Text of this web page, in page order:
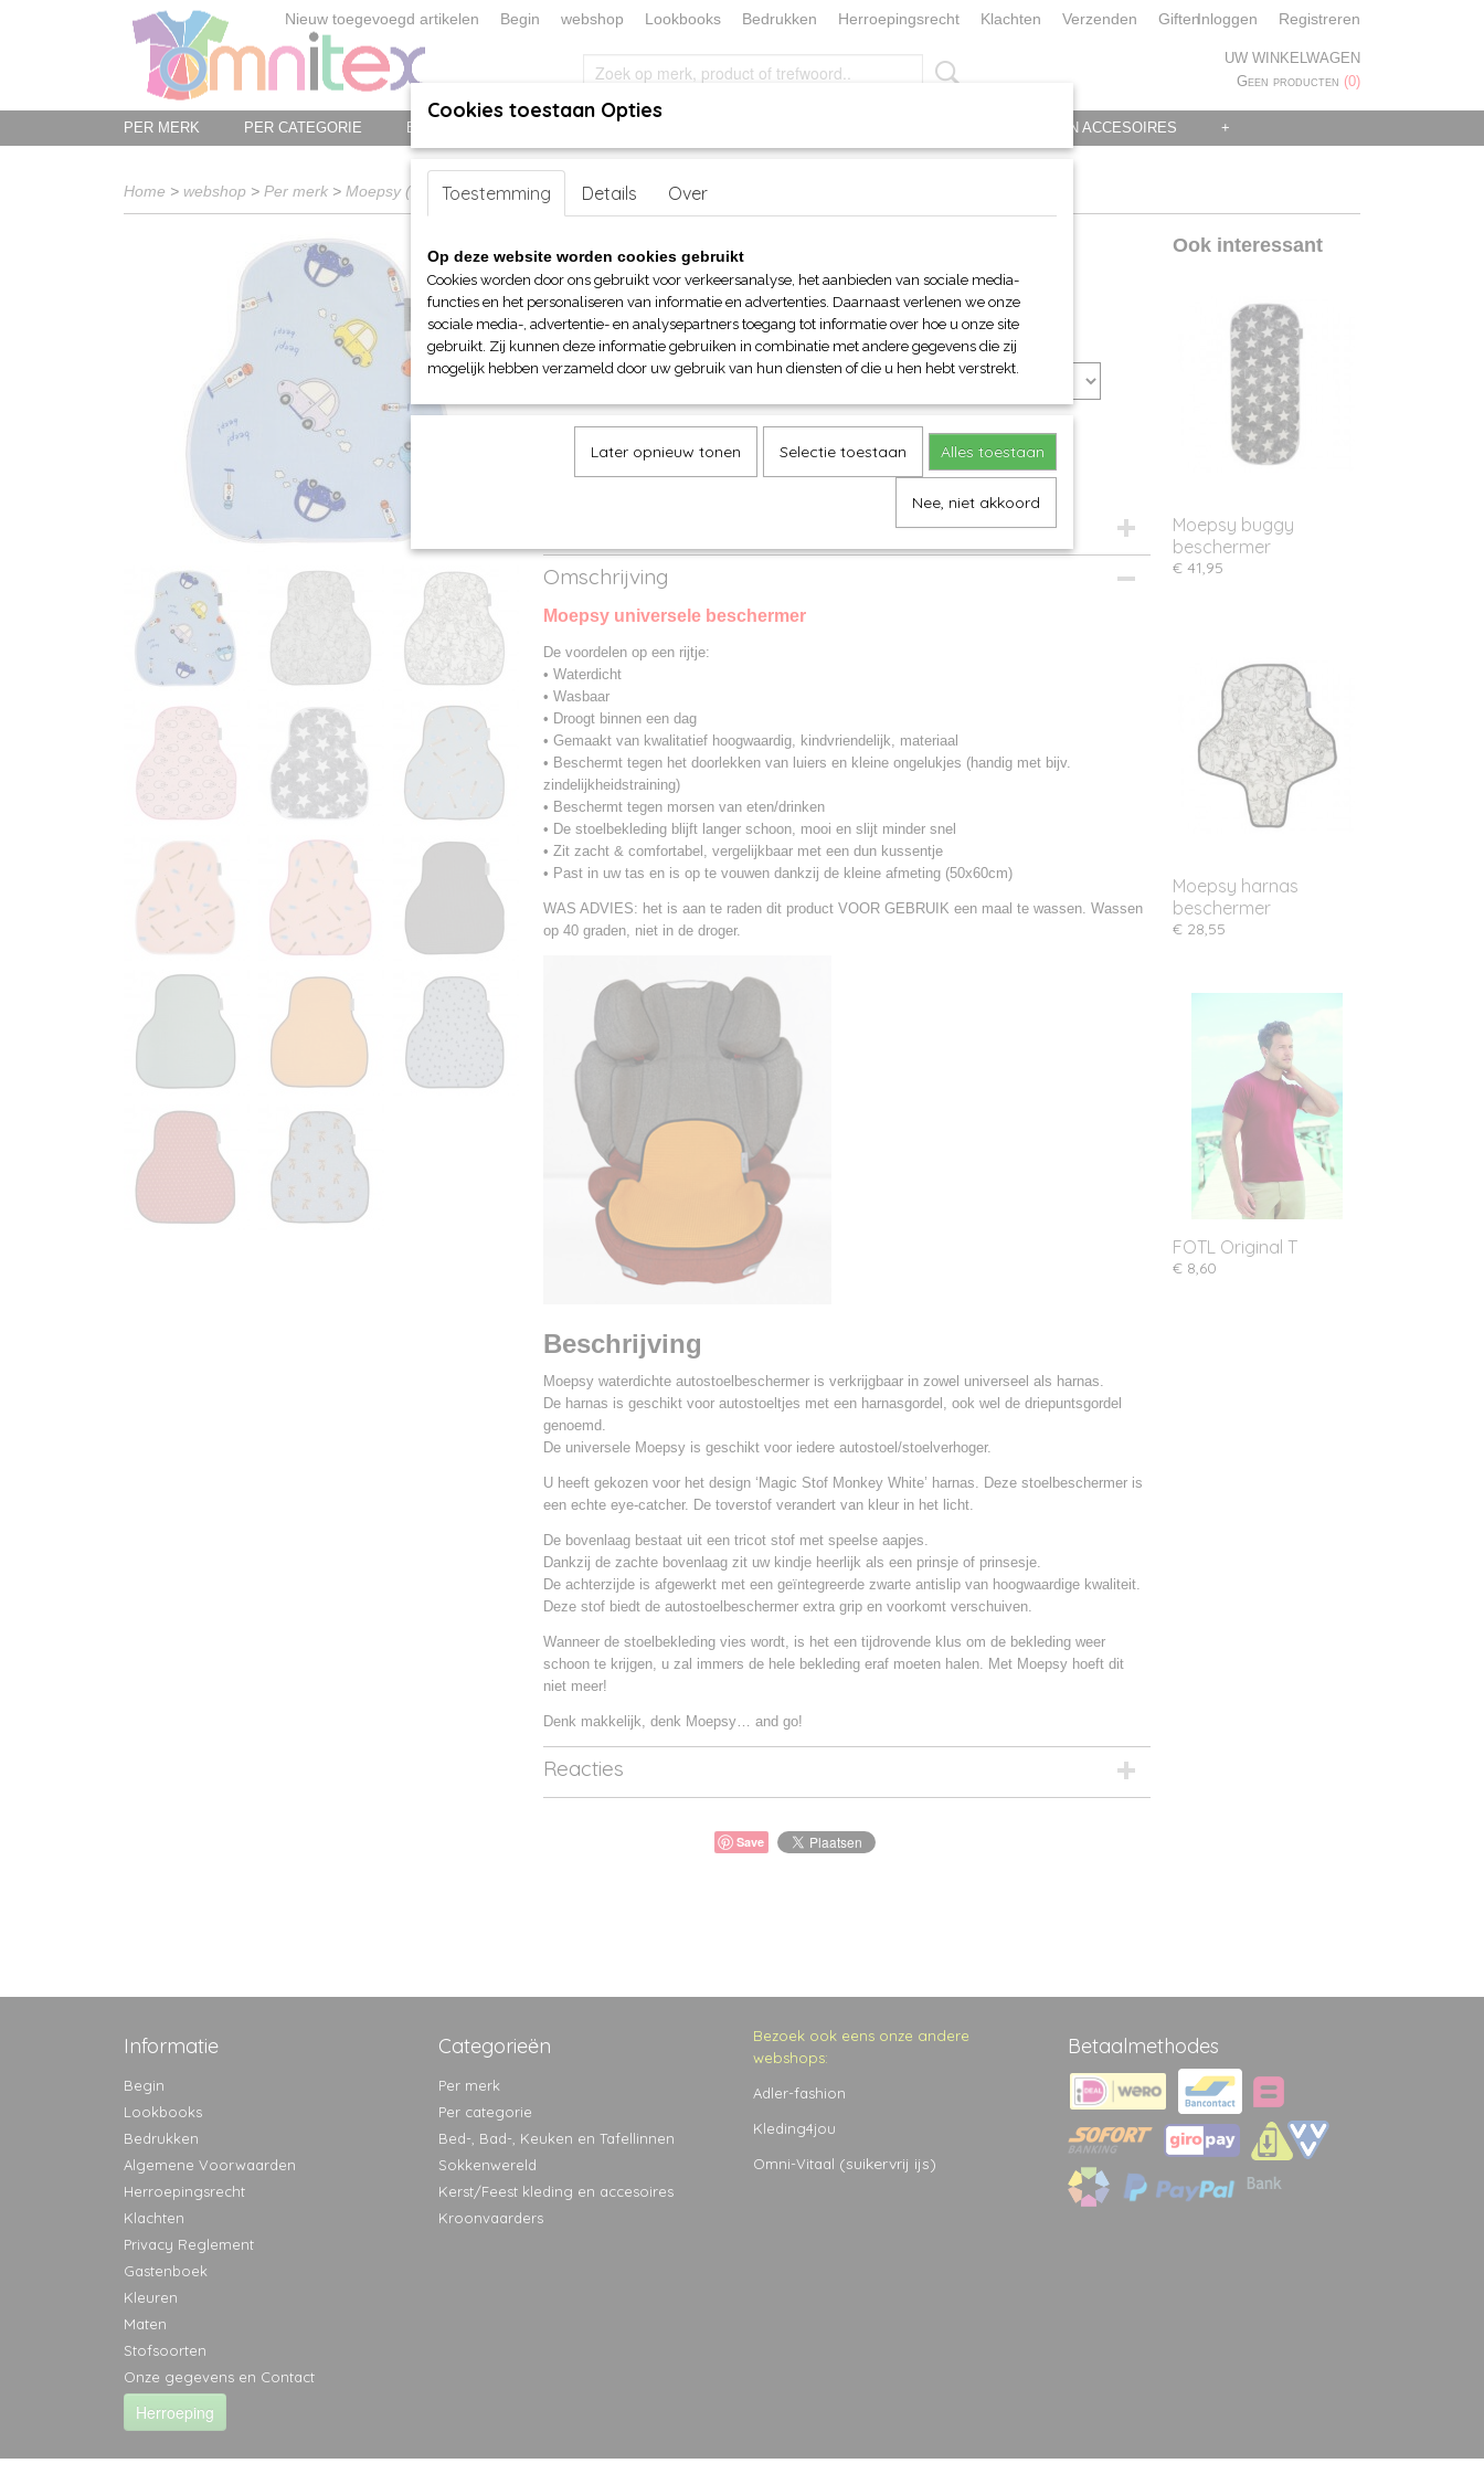
Nieuw toegevoegd artikelen Begin webshop Lookbooks Bedrukken Herroepingsrecht Klachten Verzenden GiftenInloggen Registreren
UW WINKELWAGEN
Geen producten (0)
PER MERK PER CATEGORIE BED-, BAD-, KEUKEN EN TAFELLINNEN KERST/FEEST KLEDING EN ACCESOIRES +
Home > webshop > Per merk > Moepsy (kinderstoel proteq)> Moepsy universele beschermer
Moepsy universele beschermer
€ 27,65 (inclusief btw 21%)
Kleuren Aantal
IN WINKELWAGEN
Productcode
Productcode leverancier
Omschrijving
Moepsy universele beschermer
De voordelen op een rijtje:
• Waterdicht
• Wasbaar
• Droogt binnen een dag
• Gemaakt van kwalitatief hoogwaardig, kindvriendelijk, materiaal
• Beschermt tegen het doorlekken van luiers en kleine ongelukjes (handig met bijv.
zindelijkheidstraining)
• Beschermt tegen morsen van eten/drinken
• De stoelbekleding blijft langer schoon, mooi en slijt minder snel
• Zit zacht & comfortabel, vergelijkbaar met een dun kussentje
• Past in uw tas en is op te vouwen dankzij de kleine afmeting (50x60cm)
WAS ADVIES: het is aan te raden dit product VOOR GEBRUIK een maal te wassen. Wassen
op 40 graden, niet in de droger.
Beschrijving
Moepsy waterdichte autostoelbeschermer is verkrijgbaar in zowel universeel als harnas.
De harnas is geschikt voor autostoeltjes met een harnasgordel, ook wel de driepuntsgordel
genoemd.
De universele Moepsy is geschikt voor iedere autostoel/stoelverhoger.
U heeft gekozen voor het design ‘Magic Stof Monkey White’ harnas. Deze stoelbeschermer is
een echte eye-catcher. De toverstof verandert van kleur in het licht.
De bovenlaag bestaat uit een tricot stof met speelse aapjes.
Dankzij de zachte bovenlaag zit uw kindje heerlijk als een prinsje of prinsesje.
De achterzijde is afgewerkt met een geïntegreerde zwarte antislip van hoogwaardige kwaliteit.
Deze stof biedt de autostoelbeschermer extra grip en voorkomt verschuiven.
Wanneer de stoelbekleding vies wordt, is het een tijdrovende klus om de bekleding weer
schoon te krijgen, u zal immers de hele bekleding eraf moeten halen. Met Moepsy hoeft dit
niet meer!
Denk makkelijk, denk Moepsy… and go!
Reacties
Save
Ook interessant
Moepsy buggy
beschermer
€ 41,95
Moepsy harnas
beschermer
€ 28,55
FOTL Original T
€ 8,60
Informatie
Begin
Lookbooks
Bedrukken
Algemene Voorwaarden
Herroepingsrecht
Klachten
Privacy Reglement
Gastenboek
Kleuren
Maten
Stofsoorten
Onze gegevens en Contact
Herroeping
Categorieën
Per merk
Per categorie
Bed-, Bad-, Keuken en Tafellinnen
Sokkenwereld
Kerst/Feest kleding en accesoires
Kroonvaarders
Bezoek ook eens onze andere
webshops:
Adler-fashion
Kleding4jou
Omni-Vitaal (suikervrij ijs)
Betaalmethodes
Cookies toestaan Opties
Toestemming Details Over
Op deze website worden cookies gebruikt
Cookies worden door ons gebruikt voor verkeersanalyse, het aanbieden van sociale media-
functies en het personaliseren van informatie en advertenties. Daarnaast verlenen we onze
sociale media-, advertentie- en analysepartners toegang tot informatie over hoe u onze site
gebruikt. Zij kunnen deze informatie gebruiken in combinatie met andere gegevens die zij
mogelijk hebben verzameld door uw gebruik van hun diensten of die u hen hebt verstrekt.
Later opnieuw tonen Selectie toestaan Alles toestaan
Nee, niet akkoord